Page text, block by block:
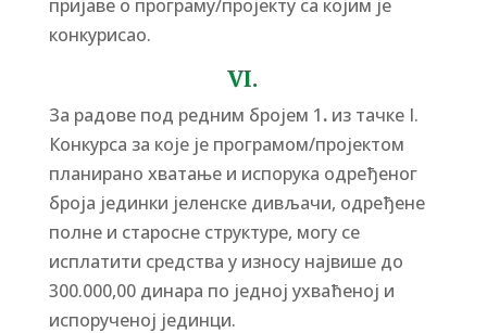
пријаве о програму/пројекту са којим је
конкурисао.
VI.
За радове под редним бројем 1.из тачке I.
Конкурса за које је програмом/пројектом
планирано хватање и испорука одређеног
броја јединки јеленске дивљачи, одређене
полне и старосне структуре, могу се
исплатити средства у износу највише до
300.000,00 динара по једној ухваћеној и
испорученој јединци.